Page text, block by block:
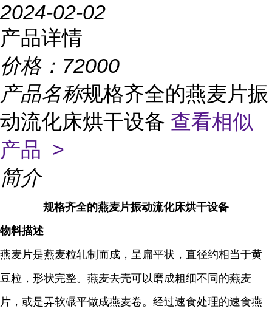
2024-02-02
产品详情
价格： 72000
产品名称规格齐全的燕麦片振
动流化床烘干设备 查看相似
产品 >
简介
规格齐全的燕麦片振动流化床烘干设备
物料描述
燕麦片是燕麦粒轧制而成，呈扁平状，直径约相当于黄
豆粒，形状完整。燕麦去壳可以磨成粗细不同的燕麦
片，或是弄软碾平做成燕麦卷。经过速食处理的速食燕